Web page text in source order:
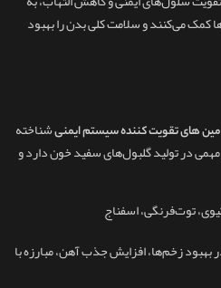
کمک می‌کنند و سلامت کلی بدن را بهبود
های تقویت کننده سیستم ایمنیشناخته
در تولید گلبول‌های سفید خون دارد و
توت‌فرنگی، اسفناج
زخم‌ها، افزایش جذب آهن، مبارزه با